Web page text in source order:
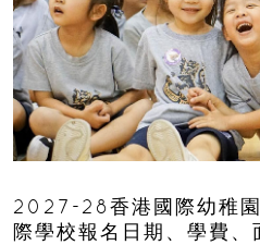
2027-28香港國際幼稚
際學校報名日期、學費、